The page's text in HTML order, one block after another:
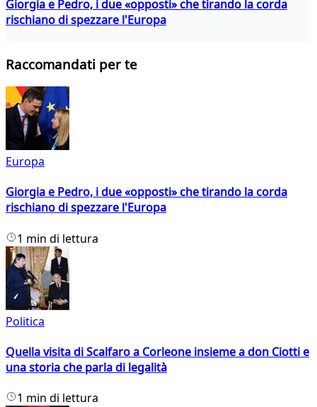
Giorgia e Pedro, i due «opposti» che tirando la corda
rischiano di spezzare l'Europa
Raccomandati per te
Europa
Giorgia e Pedro, i due «opposti» che tirando la corda
rischiano di spezzare l'Europa
1 min di lettura
Politica
Quella visita di Scalfaro a Corleone insieme a don Ciotti e
una storia che parla di legalità
1 min di lettura